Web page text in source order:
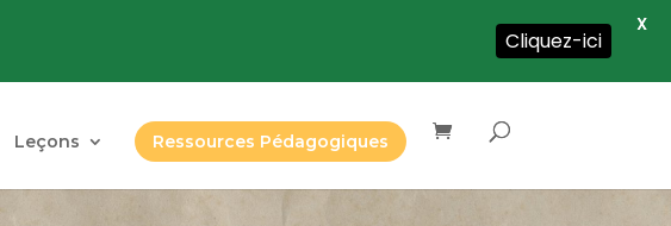
Leçons Ressources Pédagogiques
Cliquez-ici
X